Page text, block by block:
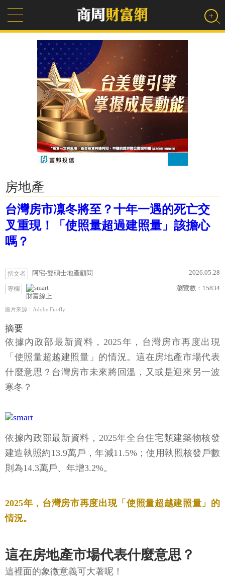
房地產
台灣房市凜冬將至？十年一遇的死亡交
叉重現！「使照量超過建照量」該擔心
嗎？
撰文者 阿宅-雙碩士地產顧問 2026.05.28
專欄
財富線上
瀏覽數： 15834
圖片來源：Adobe Firefly
摘要
依據內政部最新資料，2025年，台灣房市再度出現
「使照量超越建照量」的情況。這在房地產市場代表
什麼意思？台灣房市未來將回溫，又或是迎來另一波
寒冬？
依據內政部最新資料，2025年全台住宅類建築物核發
建造執照約13.9萬戶，年減11.5%；使用執照核發戶數
則為14.3萬戶、年增3.2%。
2025年，台灣房市再度出現「使照量超越建照量」的
情況。
這在房地產市場代表什麼意思？
這裡面的象徵意義可大著呢！